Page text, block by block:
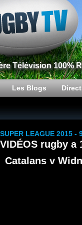
Télévision 100%
Les Blogs
SUPER LEAGUE 2015 -
VIDÉOS rugby a
Catalans v